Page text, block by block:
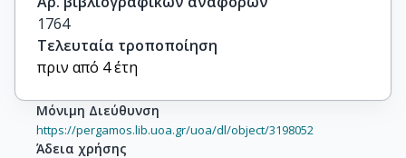
1764
Τελευταία τροποποίηση
πριν από 4 έτη
Μόνιμη Διεύθυνση
https://pergamos.lib.uoa.gr/uoa/dl/object/3198052
Άδεια χρήσης